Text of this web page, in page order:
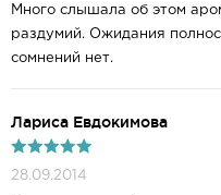
Много слышала об этом
раздумий. Ожидания
сомнений нет.
Лариса Евдокимова
28.09.2014